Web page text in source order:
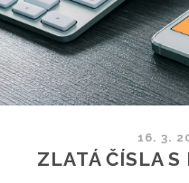
16. 3.
ZLATÁ ČÍSLA